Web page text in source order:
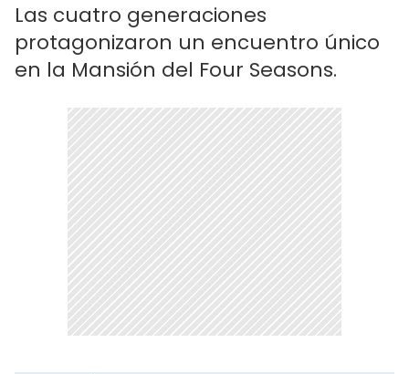
Las cuatro generaciones
protagonizaron un encuentro único
en la Mansión del Four Seasons.